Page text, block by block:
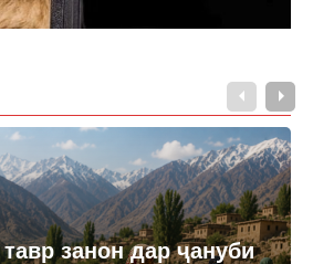
занон дар ҷануби